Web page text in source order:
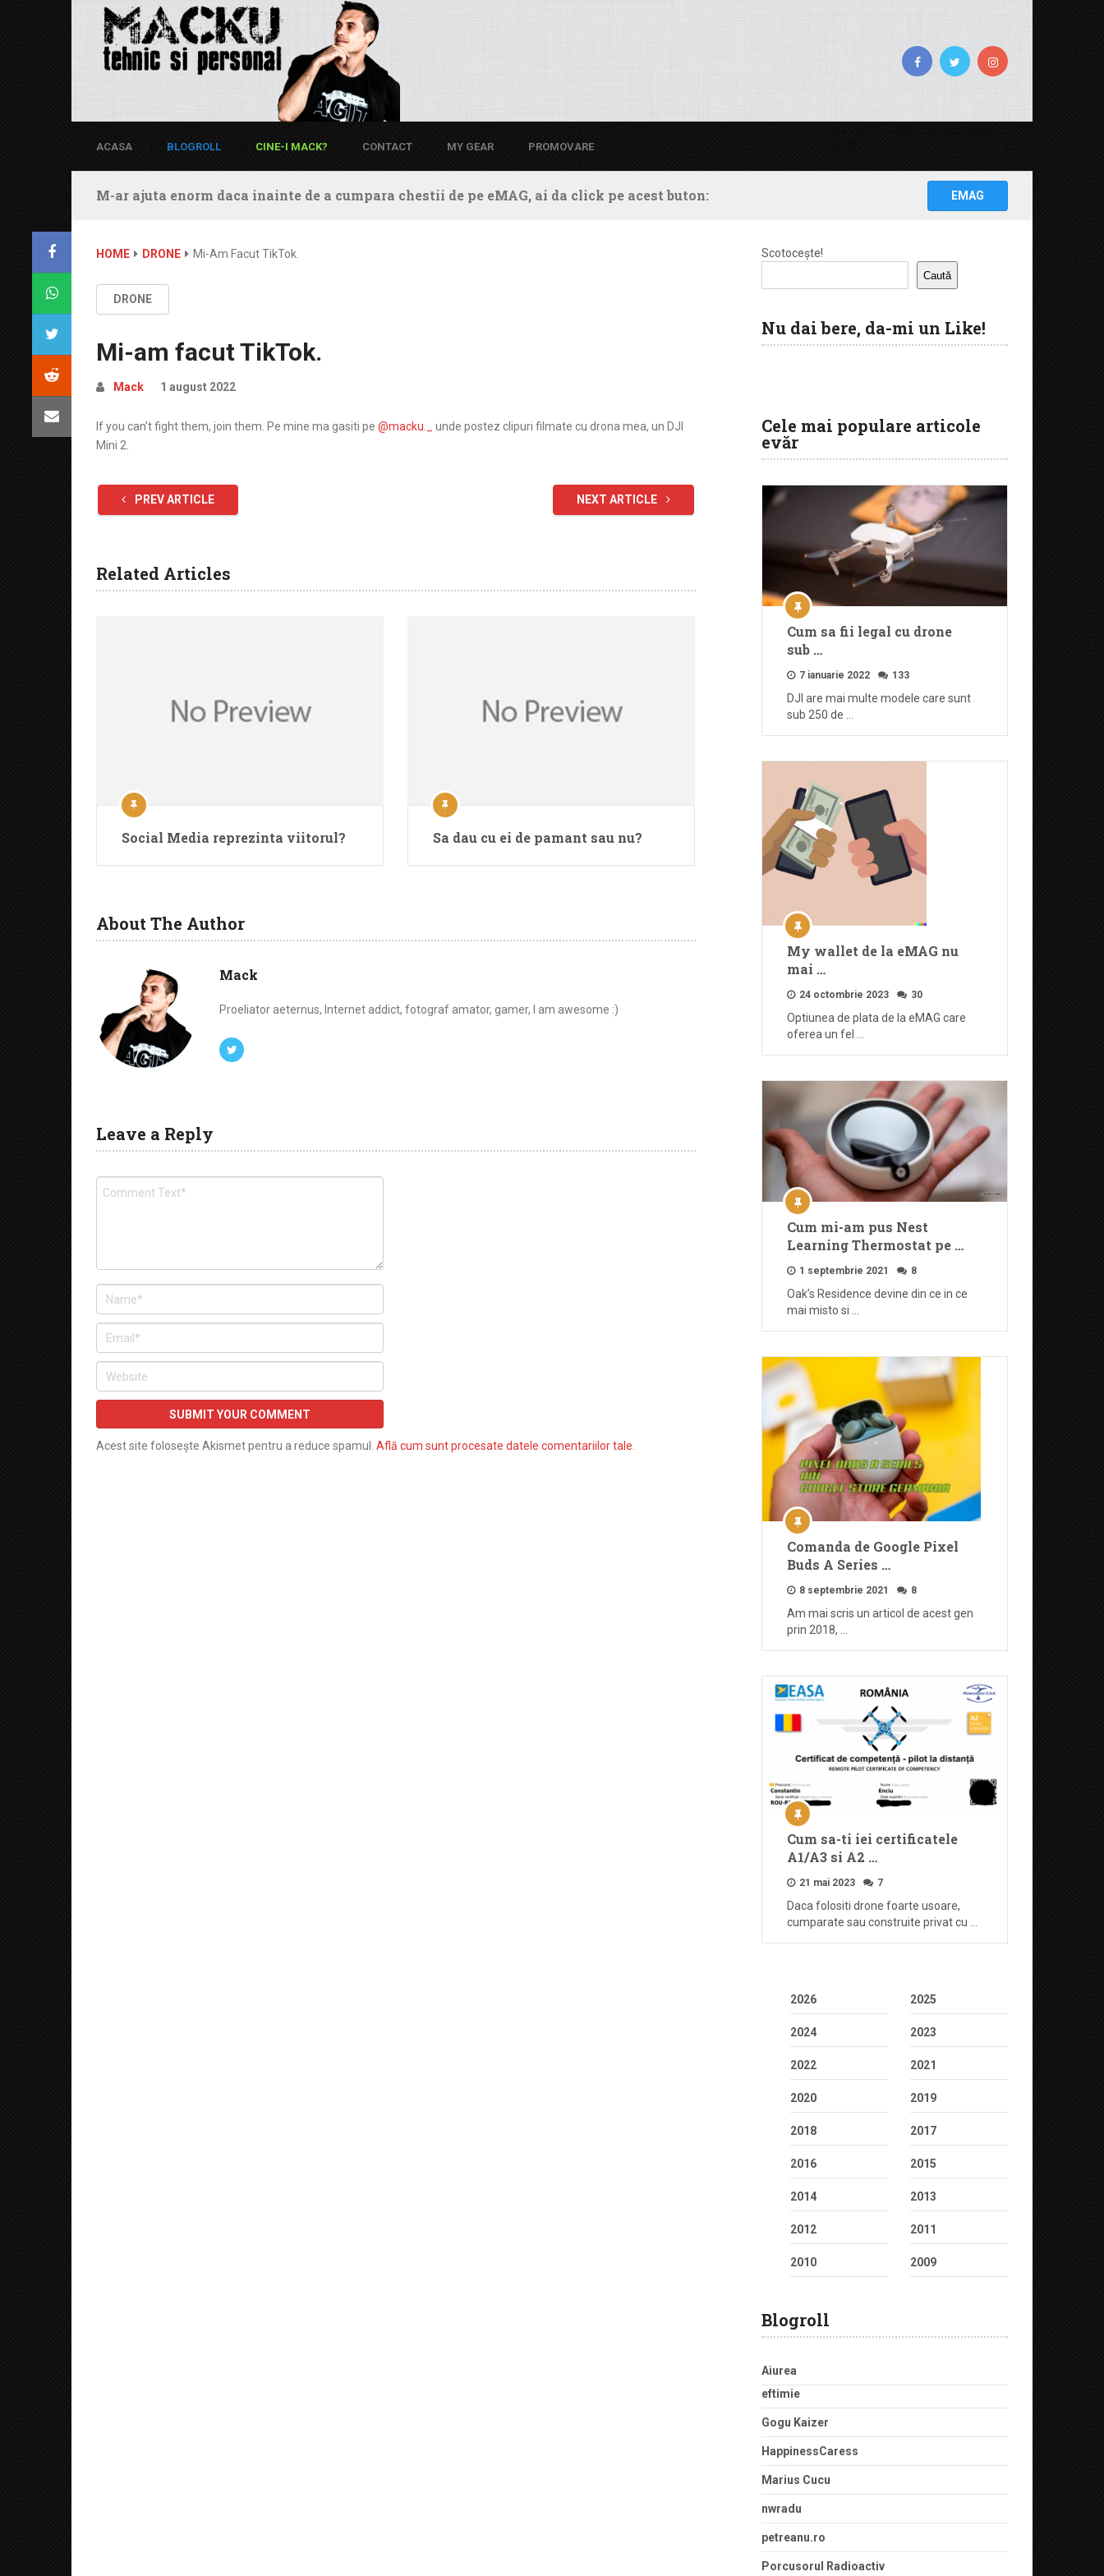
ACASA BLOGROLL CINE-I MACK? CONTACT MY GEAR PROMOVARE
M-ar ajuta enorm daca inainte de a cumpara chestii de pe eMAG, ai da click pe acest buton: EMAG
HOME DRONE Mi-Am Facut TikTok.
DRONE
Mi-am facut TikTok.
Mack 1 august 2022
If you can’t fight them, join them. Pe mine ma gasiti pe @macku._
unde postez clipuri filmate cu drona mea, un DJI
Mini 2.
PREV ARTICLE NEXT ARTICLE
Related Articles
Social Media reprezinta viitorul? Sa dau cu ei de pamant sau nu?
About The Author
Mack
Proeliator aeternus, Internet addict, fotograf amator, gamer, I am awesome :)
Leave a Reply
Acest site folosește Akismet pentru a reduce spamul. Află cum sunt procesate datele comentariilor tale
Scotocește!
Caută
Nu dai bere, da-mi un Like!
Cele mai populare articole
evăr
Cum sa fii legal cu drone
sub …
7 ianuarie 2022 133
DJI are mai multe modele care sunt
sub 250 de …
My wallet de la eMAG nu
mai …
24 octombrie 2023 30
Optiunea de plata de la eMAG care
oferea un fel …
Cum mi-am pus Nest
Learning Thermostat pe …
1 septembrie 2021 8
Oak’s Residence devine din ce in ce
mai misto si …
Comanda de Google Pixel
Buds A Series …
8 septembrie 2021 8
Am mai scris un articol de acest gen
prin 2018, …
Cum sa-ti iei certificatele
A1/A3 si A2 …
21 mai 2023 7
Daca folositi drone foarte usoare,
cumparate sau construite privat cu …
2026 2025
2024 2023
2022 2021
2020 2019
2018 2017
2016 2015
2014 2013
2012 2011
2010 2009
Blogroll
Aiurea
eftimie
Gogu Kaizer
HappinessCaress
Marius Cucu
nwradu
petreanu.ro
Porcusorul Radioactiv